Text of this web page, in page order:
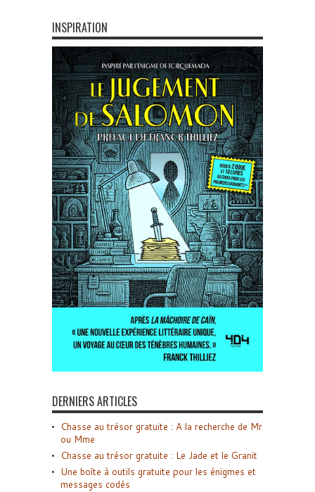
INSPIRATION
DERNIERS ARTICLES
Chasse au trésor gratuite : A la recherche de Mr
ou Mme
Chasse au trésor gratuite : Le Jade et le Granit
Une boîte à outils gratuite pour les énigmes et
messages codés